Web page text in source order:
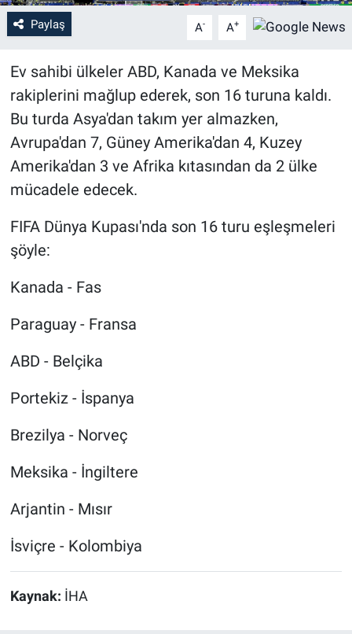
Paylaş A- A+
Ev sahibi ülkeler ABD, Kanada ve Meksika
rakiplerini mağlup ederek, son 16 turuna kaldı.
Bu turda Asya'dan takım yer almazken,
Avrupa'dan 7, Güney Amerika'dan 4, Kuzey
Amerika'dan 3 ve Afrika kıtasından da 2 ülke
mücadele edecek.
FIFA Dünya Kupası'nda son 16 turu eşleşmeleri
şöyle:
Kanada - Fas
Paraguay - Fransa
ABD - Belçika
Portekiz - İspanya
Brezilya - Norveç
Meksika - İngiltere
Arjantin - Mısır
İsviçre - Kolombiya
Kaynak: İHA